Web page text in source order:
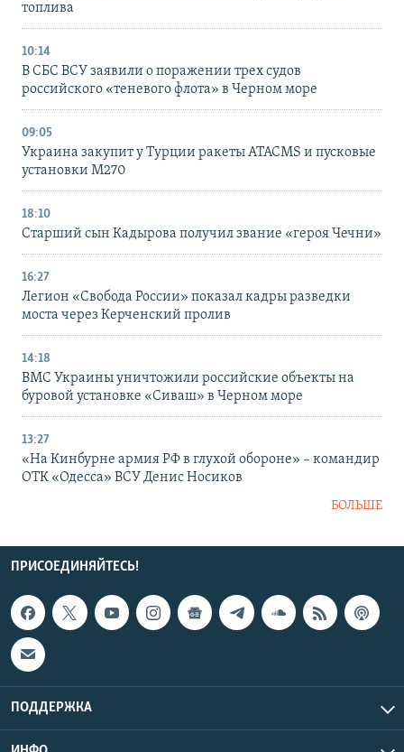
топлива
10:14
В СБС ВСУ заявили о поражении трех судов
российского «теневого флота» в Черном море
09:05
Украина закупит у Турции ракеты ATACMS и пусковые
установки M270
18:10
Старший сын Кадырова получил звание «героя Чечни»
16:27
Легион «Свобода России» показал кадры разведки
моста через Керченский пролив
14:18
ВМС Украины уничтожили российские объекты на
буровой установке «Сиваш» в Черном море
13:27
«На Кинбурне армия РФ в глухой обороне» – командир
ОТК «Одесса» ВСУ Денис Носиков
БОЛЬШЕ
ПРИСОЕДИНЯЙТЕСЬ!
ПОДДЕРЖКА